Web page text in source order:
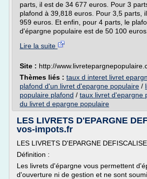
parts, il est de 34 677 euros. Pour 3
plafond à 39,818 euros. Pour 3,5 parts,
959 euros. Et enfin, pour 4 parts, le
d'épargne populaire est de 50 100
Lire la suite
Site : http://
Thèmes liés : taux d interet livret
plafond d'un livret d'epargne populaire /
populaire plafond / taux livret d'epargne
du livret d epargne populaire
LES LIVRETS D'EPARGNE
vos-impots.fr
LES LIVRETS D'EPARGNE
Définition :
Les livrets d'épargne vous permettent
d'ouverture ni de gestion et ne sont